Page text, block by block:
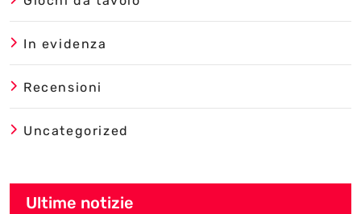
In evidenza
Recensioni
Uncategorized
Ultime notizie